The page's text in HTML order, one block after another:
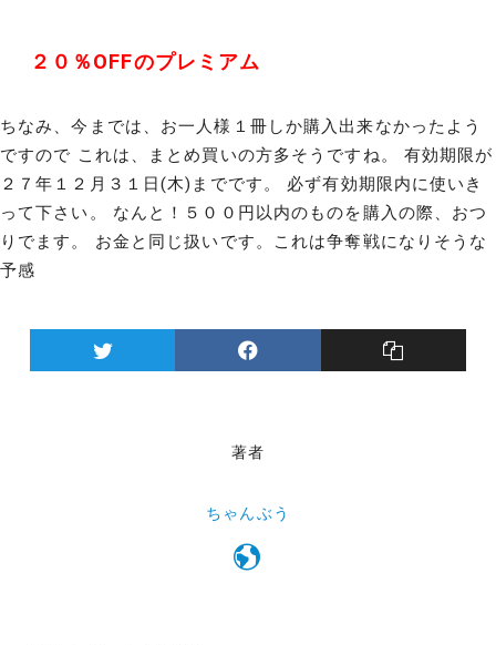
２０％OFFのプレミアム
ちなみ、今までは、お一人様１冊しか購入出来なかったよう
ですので これは、まとめ買いの方多そうですね。 有効期限が
２７年１２月３１日(木)までです。 必ず有効期限内に使いき
って下さい。 なんと！５００円以内のものを購入の際、おつ
りでます。 お金と同じ扱いです。これは争奪戦になりそうな
予感
著者
ちゃんぶう